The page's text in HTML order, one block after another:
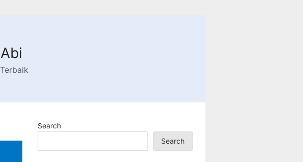
Search
Search